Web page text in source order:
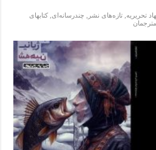
تحریریه ,تازەهای نشر چندرسانه‌ای ,کتابهای